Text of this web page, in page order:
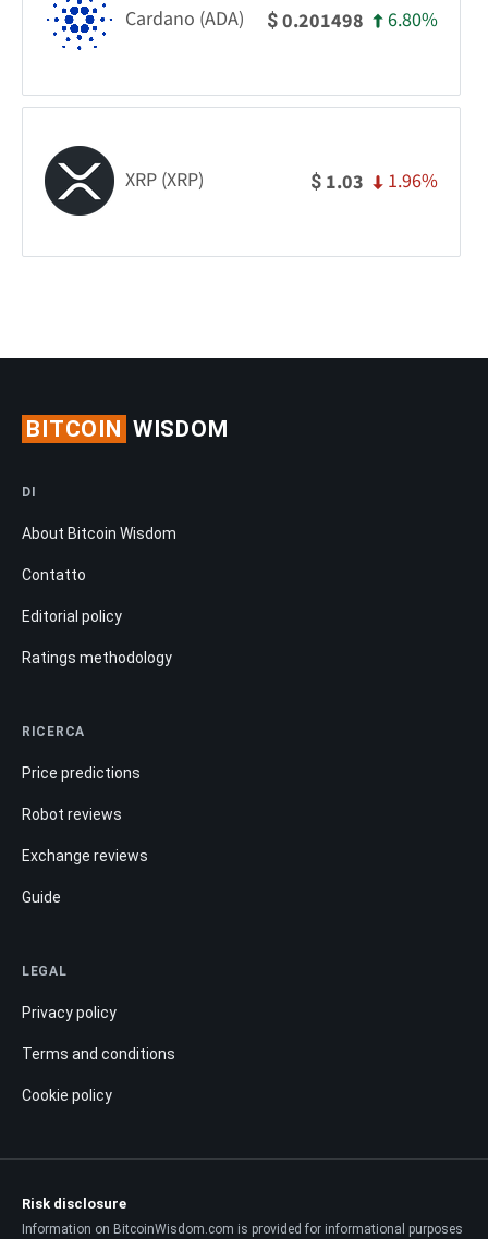
Cardano (ADA) $0.201498 6.80%
XRP (XRP) $ 1.03 1.96%
BITCOIN WISDOM
DI
About Bitcoin Wisdom
Contatto
Editorial policy
Ratings methodology
RICERCA
Price predictions
Robot reviews
Exchange reviews
Guide
LEGAL
Privacy policy
Terms and conditions
Cookie policy
Risk disclosure
Information on BitcoinWisdom.com is provided for informational purposes